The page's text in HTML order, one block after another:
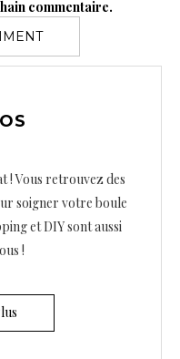
commentaire.
! Vous retrouvez des
soigner votre boule
et DIY sont aussi
!